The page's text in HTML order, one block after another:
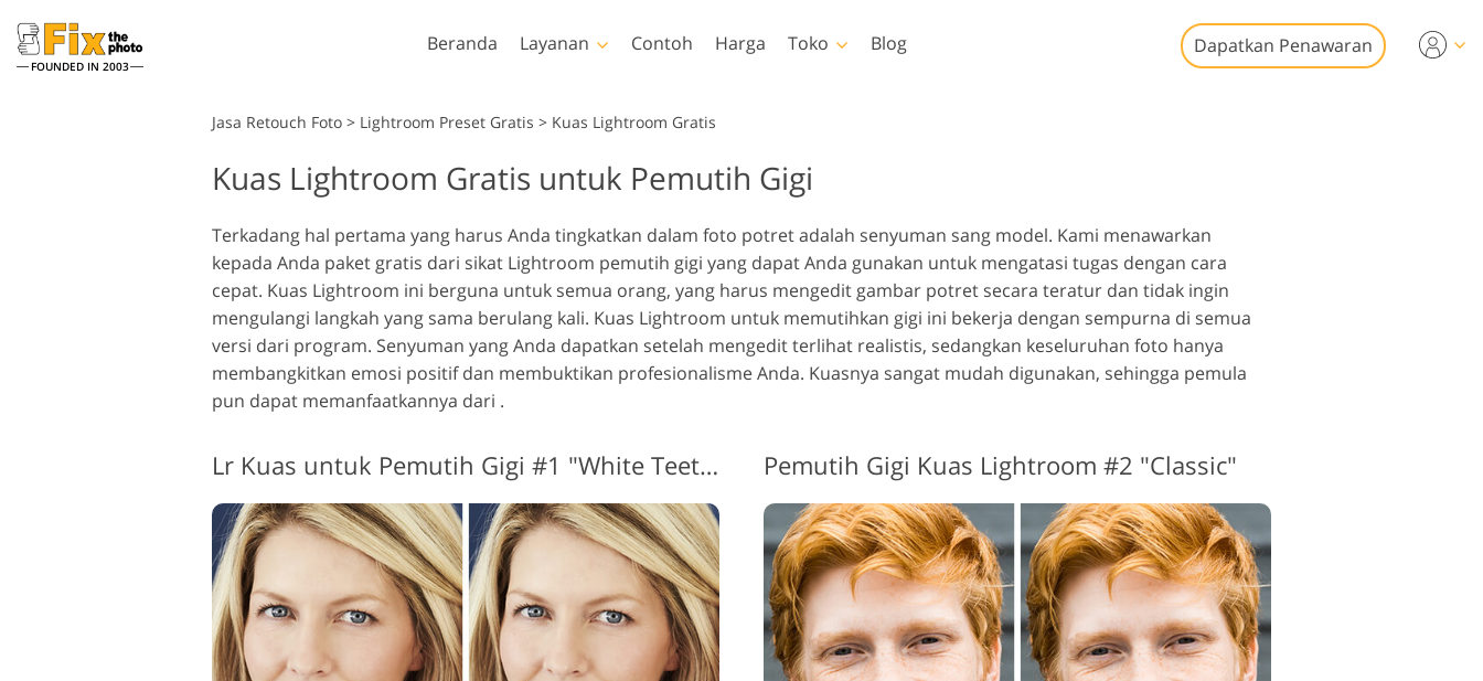
FOUNDED IN 2003
Beranda Layanan
Headshot
Bayi
Jasa Edit Foto Pernikahan
Model Pakaian yang
Dihasilkan oleh AI
Layanan Manipulasi
Gambar
Layanan Restorasi Foto
Layanan Perbaikan Produk
Layanan Retouching
Perhiasan
Data Pelatihan AI Layanan Pengeditan Video
Contoh Harga Toko
Lightroom
Lightroom Presets
Preset Kesepakatan
Terbaik
Koleksi Seluler
Photoshop
Tindakan Photoshop
Overlay Photoshop
Tekstur Photoshop
Ps Actions Seluruh
Koleksi
Ps Melapisi Seluruh
Koleksi
Template
Kartu Hari Valentine
Undangan pernikahan
Undangan ulang tahun
anak
Blog Dapatkan Penawaran
Jasa Retouch Foto > Lightroom Preset Gratis > Kuas Lightroom Gratis
Kuas Lightroom Gratis untuk Pemutih Gigi
Terkadang hal pertama yang harus Anda tingkatkan dalam foto potret adalah senyuman sang model. Kami menawarkan
kepada Anda paket gratis dari sikat Lightroom pemutih gigi yang dapat Anda gunakan untuk mengatasi tugas dengan cara
cepat. Kuas Lightroom ini berguna untuk semua orang, yang harus mengedit gambar potret secara teratur dan tidak ingin
mengulangi langkah yang sama berulang kali. Kuas Lightroom untuk memutihkan gigi ini bekerja dengan sempurna di semua
versi dari program. Senyuman yang Anda dapatkan setelah mengedit terlihat realistis, sedangkan keseluruhan foto hanya
membangkitkan emosi positif dan membuktikan profesionalisme Anda. Kuasnya sangat mudah digunakan, sehingga pemula
pun dapat memanfaatkannya dari .
Lr Kuas untuk Pemutih Gigi #1 "White Teeth" Pemutih Gigi Kuas Lightroom #2 "Classic"